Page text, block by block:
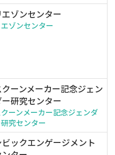
エゾンセンター
エゾンセンター
クーンメーカー記念ジェン
ー研究センター
クーンメーカー記念ジェンダ
究センター
ビックエンゲージメント